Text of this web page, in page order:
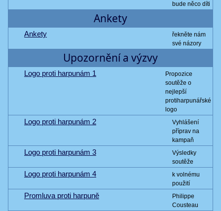
bude něco díti
Ankety
Ankety
řekněte nám
své názory
Upozornění a výzvy
Logo proti harpunám 1
Propozice
soutěže o
nejlepší
protiharpunářské
logo
Logo proti harpunám 2
Vyhlášení
příprav na
kampaň
Logo proti harpunám 3
Výsledky
soutěže
Logo proti harpunám 4
k volnému
použití
Promluva proti harpuně
Philippe
Cousteau